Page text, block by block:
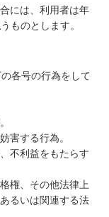
には、利用者は年
ものとします。
各号の行為をして
害する行為。
不利益をもたらす
権、その他法律上
るいは関連する法